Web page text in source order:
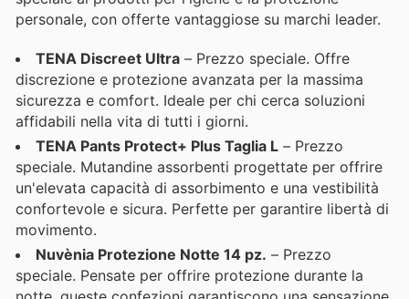
personale, con offerte vantaggiose su marchi leader.
TENA Discreet Ultra – Prezzo speciale. Offre
discrezione e protezione avanzata per la massima
sicurezza e comfort. Ideale per chi cerca soluzioni
affidabili nella vita di tutti i giorni.
TENA Pants Protect+ Plus Taglia L – Prezzo
speciale. Mutandine assorbenti progettate per offrire
un'elevata capacità di assorbimento e una vestibilità
confortevole e sicura. Perfette per garantire libertà di
movimento.
Nuvènia Protezione Notte 14 pz. – Prezzo
speciale. Pensate per offrire protezione durante la